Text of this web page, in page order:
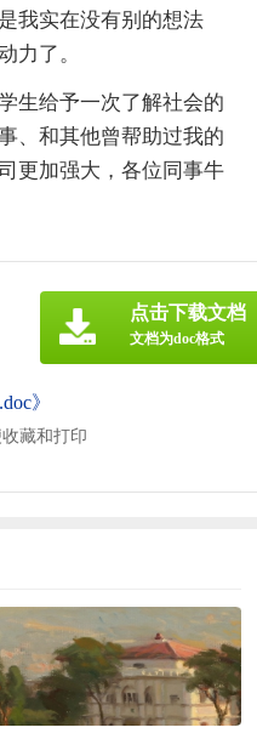
我实在没有别的想法
力了。
生给予一次了解社会的
、和其他曾帮助过我的
更加强大，各位同事牛
》
藏和打印
点击下载文档
文档为doc格式